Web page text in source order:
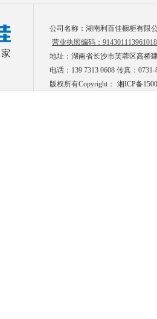
公司名称：湖南利百佳橱柜有限
营业执照编码：
地址：湖南省长沙市芙蓉区高桥
电话：139 7313 0608 传真：0731-
版权所有Copyright：
湘ICP备